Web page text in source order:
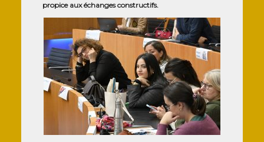
pro­pice aux échanges constructifs.